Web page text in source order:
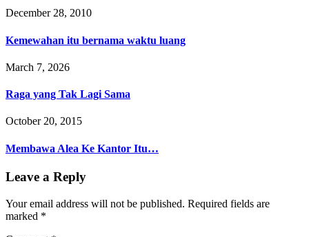
December 28, 2010
Kemewahan itu bernama waktu luang
March 7, 2026
Raga yang Tak Lagi Sama
October 20, 2015
Membawa Alea Ke Kantor Itu…
Leave a Reply
Your email address will not be published. Required fields are
marked *